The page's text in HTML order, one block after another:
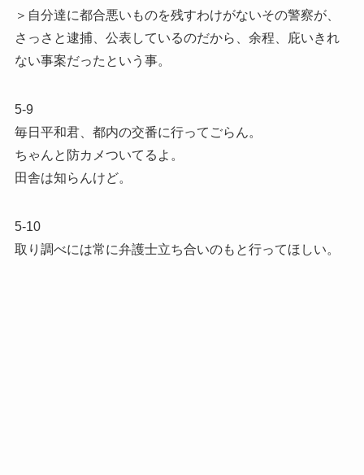
＞自分達に都合悪いものを残すわけがないその警察が、
さっさと逮捕、公表しているのだから、余程、庇いきれ
ない事案だったという事。
5-9
毎日平和君、都内の交番に行ってごらん。
ちゃんと防カメついてるよ。
田舎は知らんけど。
5-10
取り調べには常に弁護士立ち合いのもと行ってほしい。